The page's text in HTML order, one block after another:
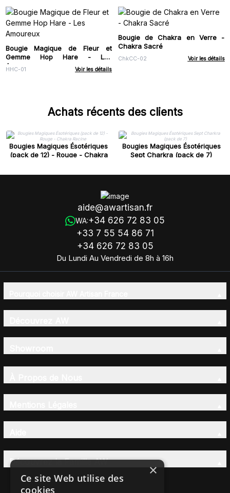
Bougie Magique de Fleur et
Gemme Hop Hare - Les
Amoureux
HHC-01 Voir les détails
Bougie de Chakra en Verre -
Chakra Sacré
ChkCC-02 Voir les détails
Achats récents des clients
Bougies Magiques Ésotériques
(pack de 12) - Rouge - Chakra
Bougies Magiques Ésotériques
Sept Charkra (pack de 7)
aide@awartisan.fr
WA:+34 626 72 83 05
+33 7 55 54 86 71
+34 626 72 83 05
Du Lundi Au Vendredi de 8h à 16h
Découvrez la Famille AW
×
Ce site Web utilise des
cookies